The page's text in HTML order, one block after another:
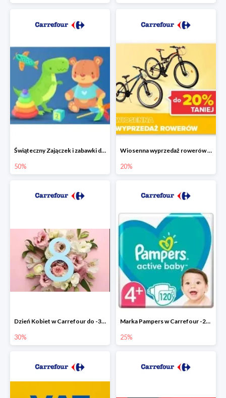
Świąteczny Zajączek i zabawki do -50% mniej
50%
Wiosenna wyprzedaż rowerów w Carrefour do -20%
20%
Dzień Kobiet w Carrefour do -30%
30%
Marka Pampers w Carrefour -25%
25%